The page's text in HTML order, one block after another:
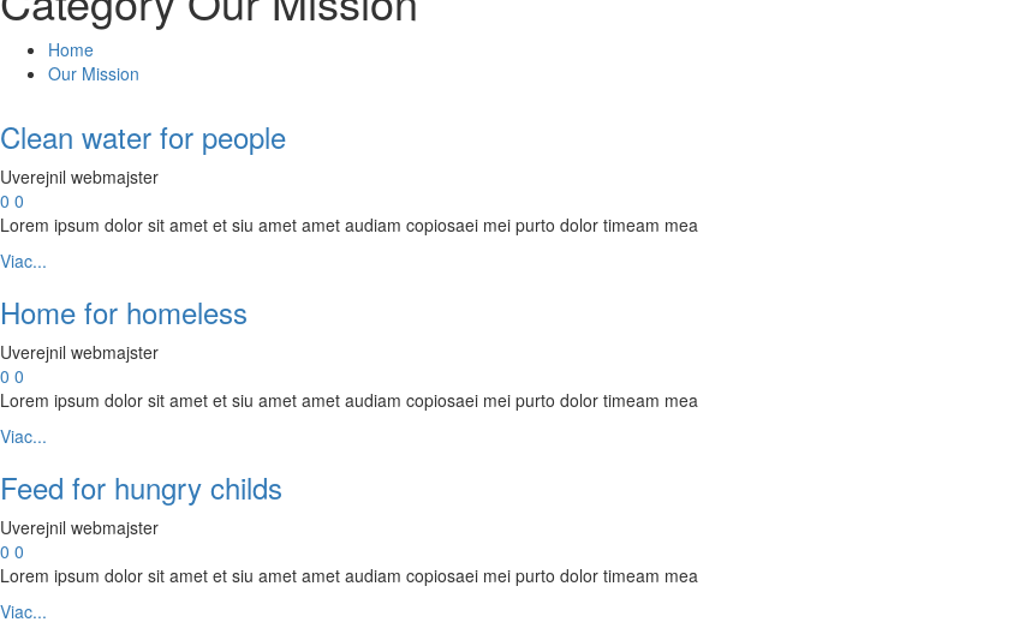
Home
Our Mission
Clean water for people
Uverejnil webmajster
0 0
Lorem ipsum dolor sit amet et siu amet amet audiam copiosaei mei purto dolor timeam mea
Viac...
Home for homeless
Uverejnil webmajster
0 0
Lorem ipsum dolor sit amet et siu amet amet audiam copiosaei mei purto dolor timeam mea
Viac...
Feed for hungry childs
Uverejnil webmajster
0 0
Lorem ipsum dolor sit amet et siu amet amet audiam copiosaei mei purto dolor timeam mea
Viac...
Nevyhnutné
Tieto súbory
cookie nie sú
potrebné pre
fungovanie
webovej
Aby sme
zlepšiť
a štruktúru
základe
spôsobu
používania
stránky.